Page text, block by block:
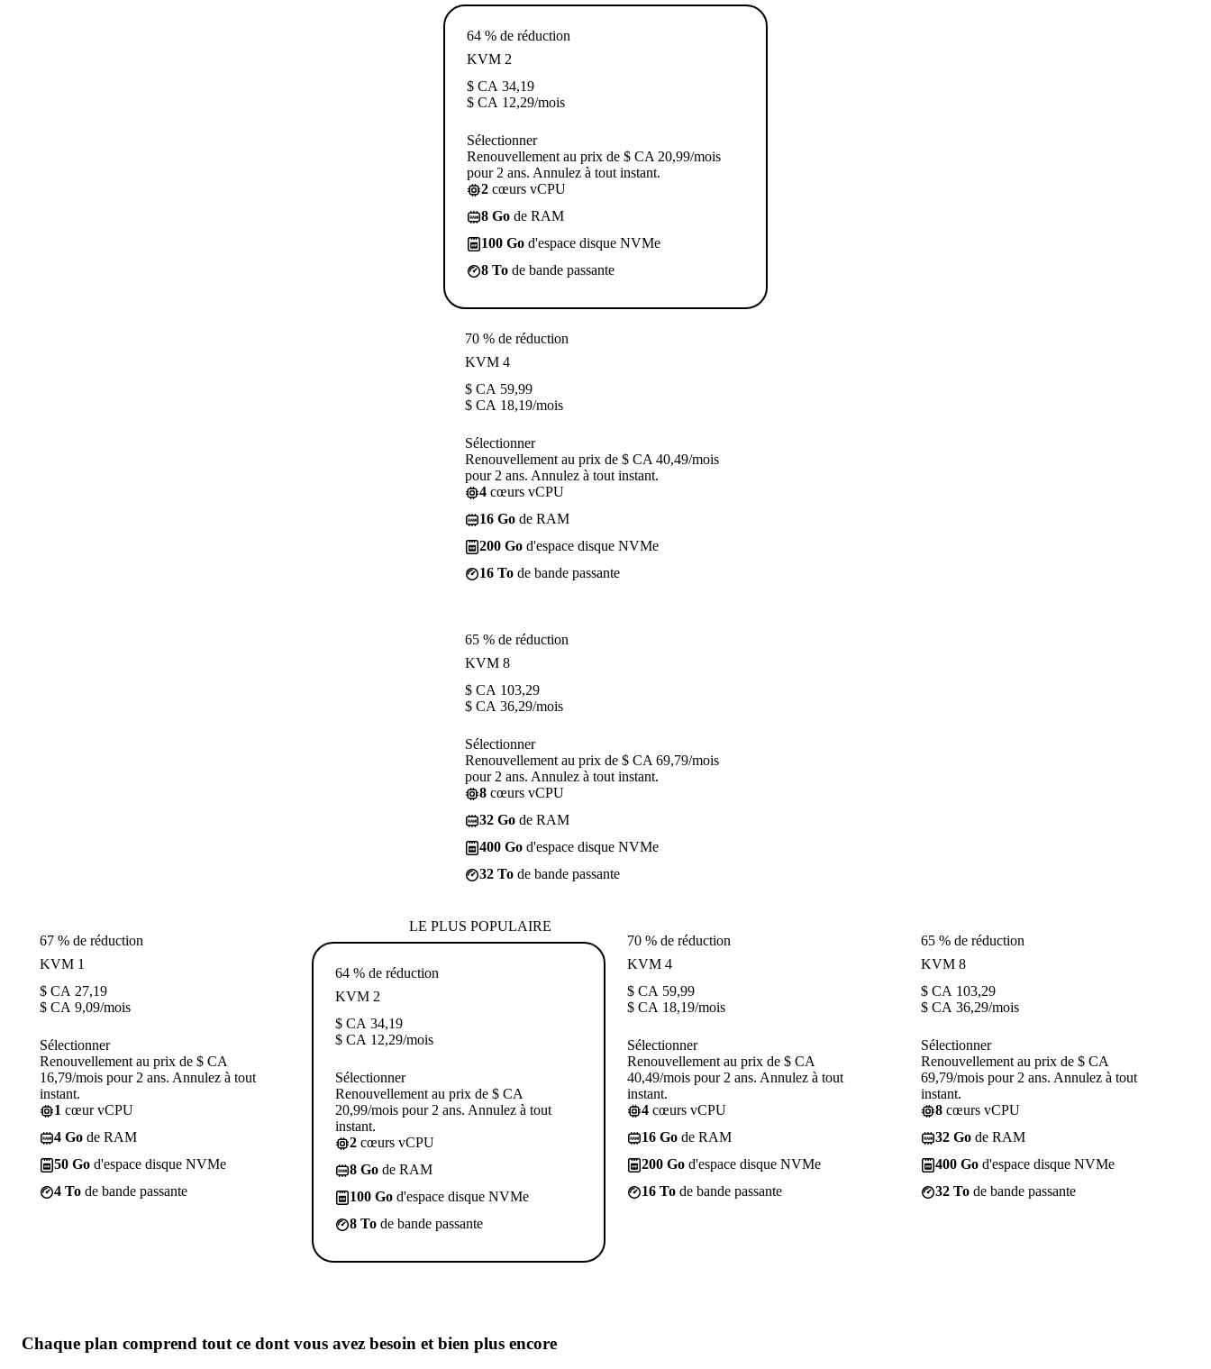
64 % de réduction
KVM 2
$ CA 34,19
$ CA 12,29/mois
Sélectionner
Renouvellement au prix de $ CA 20,99/mois
pour 2 ans. Annulez à tout instant.
2 cœurs vCPU
8 Go de RAM
100 Go d'espace disque NVMe
8 To de bande passante
70 % de réduction
KVM 4
$ CA 59,99
$ CA 18,19/mois
Sélectionner
Renouvellement au prix de $ CA 40,49/mois
pour 2 ans. Annulez à tout instant.
4 cœurs vCPU
16 Go de RAM
200 Go d'espace disque NVMe
16 To de bande passante
65 % de réduction
KVM 8
$ CA 103,29
$ CA 36,29/mois
Sélectionner
Renouvellement au prix de $ CA 69,79/mois
pour 2 ans. Annulez à tout instant.
8 cœurs vCPU
32 Go de RAM
400 Go d'espace disque NVMe
32 To de bande passante
67 % de réduction
KVM 1
$ CA 27,19
$ CA 9,09/mois
Sélectionner
Renouvellement au prix de $ CA
16,79/mois pour 2 ans. Annulez à tout
instant.
1 cœur vCPU
4 Go de RAM
50 Go d'espace disque NVMe
4 To de bande passante
LE PLUS POPULAIRE
64 % de réduction
KVM 2
$ CA 34,19
$ CA 12,29/mois
Sélectionner
Renouvellement au prix de $ CA
20,99/mois pour 2 ans. Annulez à tout
instant.
2 cœurs vCPU
8 Go de RAM
100 Go d'espace disque NVMe
8 To de bande passante
70 % de réduction
KVM 4
$ CA 59,99
$ CA 18,19/mois
Sélectionner
Renouvellement au prix de $ CA
40,49/mois pour 2 ans. Annulez à tout
instant.
4 cœurs vCPU
16 Go de RAM
200 Go d'espace disque NVMe
16 To de bande passante
65 % de réduction
KVM 8
$ CA 103,29
$ CA 36,29/mois
Sélectionner
Renouvellement au prix de $ CA
69,79/mois pour 2 ans. Annulez à tout
instant.
8 cœurs vCPU
32 Go de RAM
400 Go d'espace disque NVMe
32 To de bande passante
Chaque plan comprend tout ce dont vous avez besoin et bien plus encore